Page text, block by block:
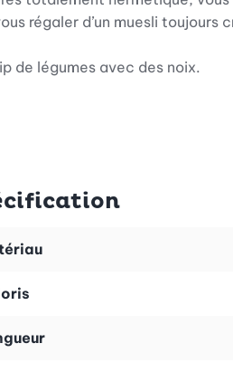
régaler d’un muesli toujours
de légumes avec des noix.